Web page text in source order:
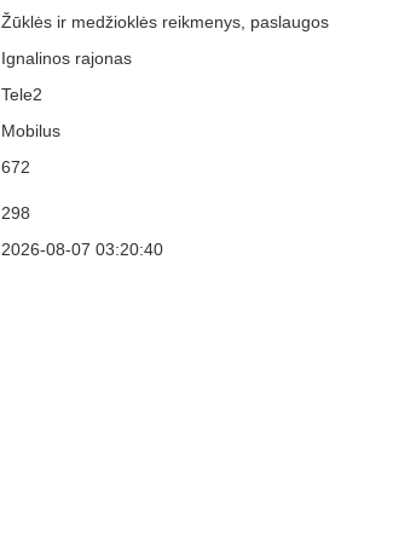
Žūklės ir medžioklės reikmenys, paslaugos
Ignalinos rajonas
Tele2
Mobilus
672
298
2026-08-07 03:20:40